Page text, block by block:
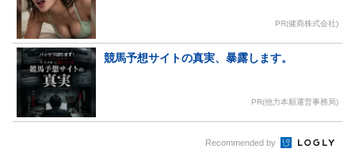
PR(健商株式会社)
競馬予想サイトの真実、暴露します。
PR(他力本願運営事務局)
Recommended by